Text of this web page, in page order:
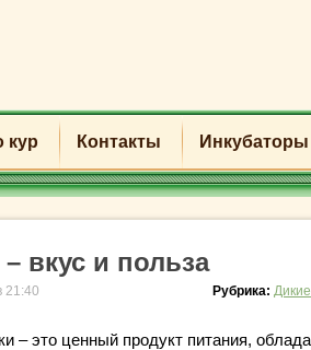
кур Контакты Инкубаторы
вкус и польза
21:40 Рубрика:
– это ценный продукт питания,